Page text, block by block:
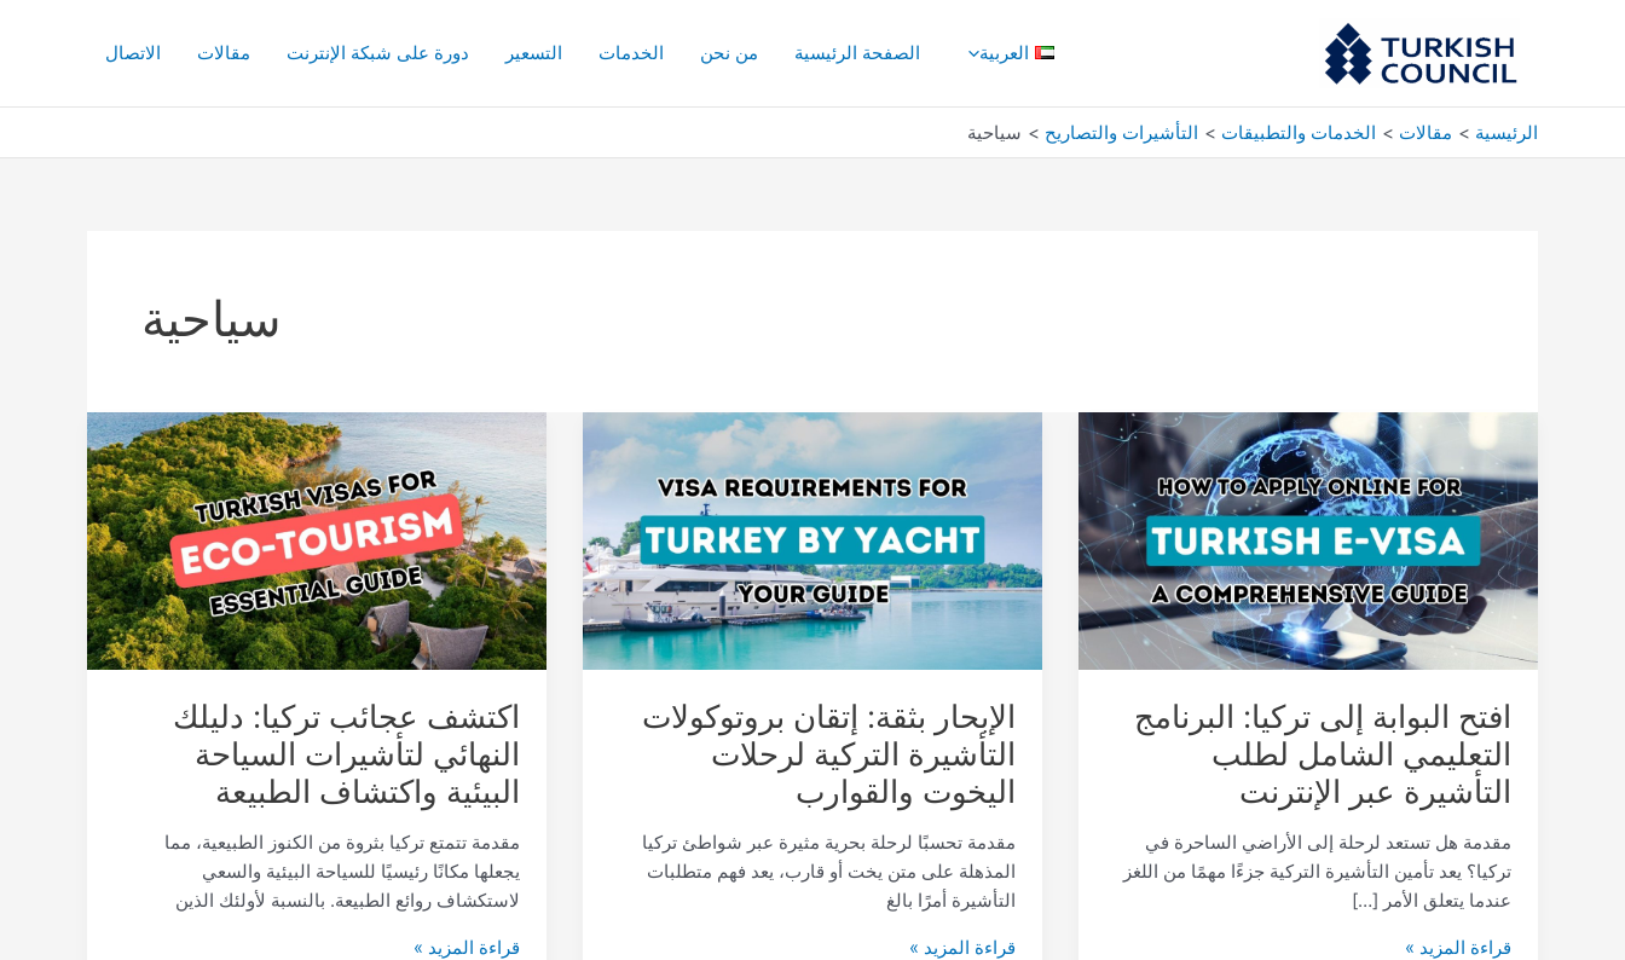
العربية الصفحة الرئيسية من نحن الخدمات التسعير دورة على شبكة الإنترنت مقالات الاتصال
الرئيسية مقالات الخدمات والتطبيقات التأشيرات والتصاريح سياحية
سياحية
افتح البوابة إلى تركيا: البرنامج
التعليمي الشامل لطلب
التأشيرة عبر الإنترنت
مقدمة هل تستعد لرحلة إلى الأراضي الساحرة في
تركيا؟ يعد تأمين التأشيرة التركية جزءًا مهمًا من اللغز
عندما يتعلق الأمر […]
البوابة
إلى
تركيا:
البرنامج
التعليمي
الشامل
لطلب
التأشيرة
الإنترنت
قراءة المزيد »
الإبحار بثقة: إتقان بروتوكولات
التأشيرة التركية لرحلات
اليخوت والقوارب
مقدمة تحسبًا لرحلة بحرية مثيرة عبر شواطئ تركيا
المذهلة على متن يخت أو قارب، يعد فهم متطلبات
التأشيرة أمرًا بالغ
الإبحار
بروتوكولات
التأشيرة
التركية
لرحلات
والقوارب
قراءة المزيد »
اكتشف عجائب تركيا: دليلك
النهائي لتأشيرات السياحة
البيئية واكتشاف الطبيعة
مقدمة تتمتع تركيا بثروة من الكنوز الطبيعية، مما
يجعلها مكانًا رئيسيًا للسياحة البيئية والسعي
لاستكشاف روائع الطبيعة. بالنسبة لأولئك الذين
تركيا:
دليلك
النهائي
لتأشيرات
السياحة
البيئية
واكتشاف
قراءة المزيد »